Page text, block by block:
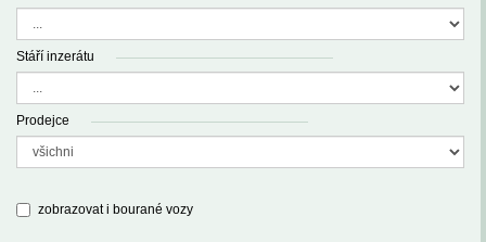
Stáří inzerátu
Prodejce
zobrazovat i bourané vozy